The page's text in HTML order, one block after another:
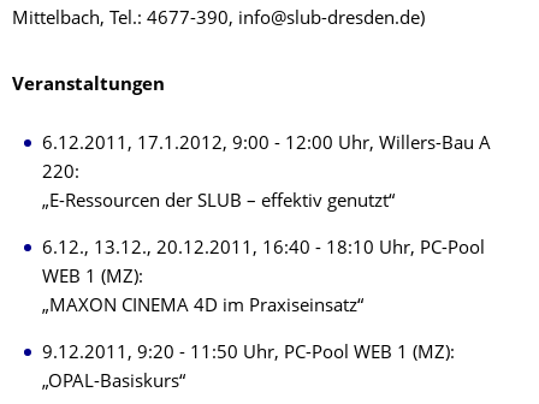
Mittelbach, Tel.: 4677-390, info@slub-dresden.de)
Veranstaltungen
6.12.2011, 17.1.2012, 9:00 - 12:00 Uhr, Willers-Bau A
220:
„E-Ressourcen der SLUB – effektiv genutzt“
6.12., 13.12., 20.12.2011, 16:40 - 18:10 Uhr, PC-Pool
WEB 1 (MZ):
„MAXON CINEMA 4D im Praxiseinsatz“
9.12.2011, 9:20 - 11:50 Uhr, PC-Pool WEB 1 (MZ):
„OPAL-Basiskurs“